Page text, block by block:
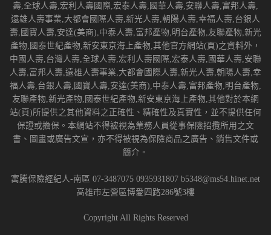
壽,全球人壽,宏利人壽國際,宏泰人壽,國華人壽,安聯人壽,富邦人壽,
遠雄人壽事業,大都會國際人壽,新光人壽,朝陽人壽,幸福人壽,台銀人
壽,國寶人壽,安達(美商),中泰人壽,富邦產物,明台產物,友聯產物,新光
產物,國泰世紀產物,新安東京海上產物,其他官方網站(頁)之資料外，
中國人壽,台灣人壽,全球人壽,宏利人壽國際,宏泰人壽,國華人壽,安聯
人壽,富邦人壽,遠雄人壽事業,大都會國際人壽,新光人壽,朝陽人壽,幸
福人壽,台銀人壽,國寶人壽,安達(美商),中泰人壽,富邦產物,明台產物,
友聯產物,新光產物,國泰世紀產物,新安東京海上產物,其他對於本網
站(頁)所提供之其他資料之正確性、精確性及真實性，並不提供任何
保證或擔保。本網站不得被視為業務人員從事保險招攬所用之文
書、圖畫或廣告文宣，亦不得被視為保險商品之廣告、銷售文件或
簡介。
寓騰保險經紀人-南區 07-3487075 0935931807 b5348@ms54.hinet.net
高雄市左營區博愛四路286號3樓
Copyright All Rights Reserved